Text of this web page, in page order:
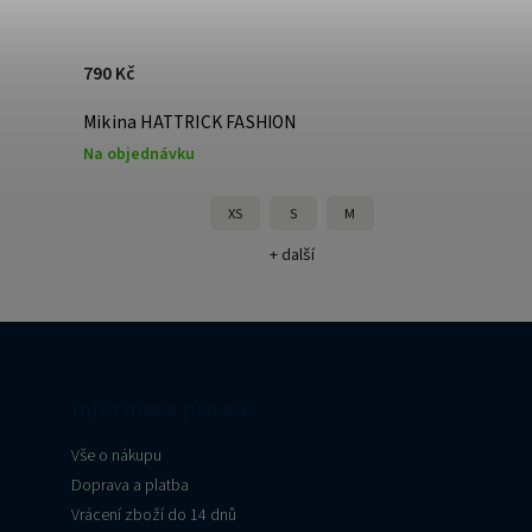
Mikina HATTRICK FASHION
Na objednávku
790 Kč
XS S M
+ další
Vše o nákupu
Doprava a platba
Vrácení zboží do 14 dnů